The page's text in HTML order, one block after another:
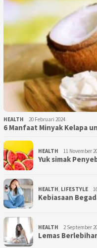
HEALTH 20 Februari 2024
6 Manfaat Minyak Kelapa
HEALTH 11 November
Yuk simak
HEALTH, LIFESTYLE
Kebiasaan
HEALTH 2 September
Lemas